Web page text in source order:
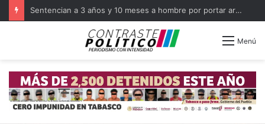
Sentencian a 3 años y 10 meses a hombre por portar arma en Balancán
Menú